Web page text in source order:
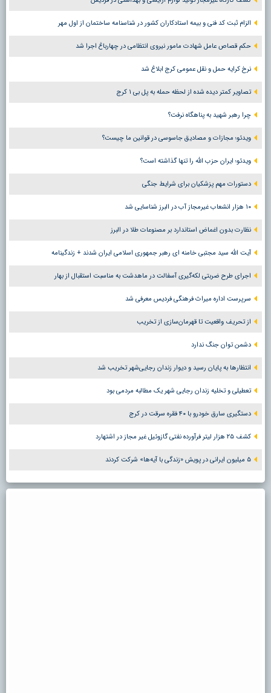
الزام ثبت کد فنی و بیمه استادکاران کشور در شناسنامه ساختمان از اول مهر
حکم قصاص عامل شهادت مامور نیروی انتظامی در چهارباغ اجرا شد
نرخ کرایه حمل و نقل عمومی کرج ابلاغ شد
تصاویر کمتر دیده شده از لحظه حمله به پل بی ۱ کرج
چرا رهبر شهید به پناهگاه نرفت؟
ویدئو؛ مجازات و مصادیق جاسوسی در قوانین ما چیست؟
ویدئو؛ ایران حزب الله را تنها گذاشته است؟
دستورات مهم پزشکیان برای شرایط جنگی
۱۰ هزار انشعاب غیرمجاز آب در البرز شناسایی شد
نظارت بدون اغماض استاندارد بر مصنوعات طلا در البرز
آیت الله سید مجتبی خامنه ای رهبر جمهوری اسلامی ایران شدند + زندگینامه
اجرای طرح ضربتی لکه‌گیری آسفالت در ماهدشت به مناسبت استقبال از بهار
سرپرست اداره میراث فرهنگی فردیس معرفی شد
از تحریف واقعیت تا قهرمان‌سازی از تخریب
دشمن توان جنگ ندارد
انتظارها به پایان رسید و دیوار زندان رجایی‌شهر تخریب شد
تعطیلی و تخلیه زندان رجایی شهر یک مطالبه مردمی بود
دستگیری سارق خودرو با ۴۰ فقره سرقت در کرج
کشف ۲۵ هزار لیتر فرآورده نفتی گازوئیل غیر مجاز در اشتهارد
۵ میلیون ایرانی در پویش «زندگی با آیه‌ها» شرکت کردند